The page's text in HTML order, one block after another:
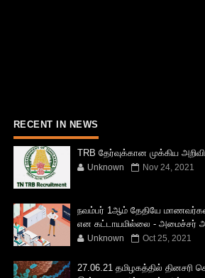
RECENT IN NEWS
TRB தேர்வுக்கான முக்கிய
Unknown Nov 24, 2021
நவம்பர் 1ஆம் தேதியே
என கட்டாயமில்லை - அமைச்சர்
Unknown Oct 25, 2021
27.06.21 தமிழகத்தில் தினசரி